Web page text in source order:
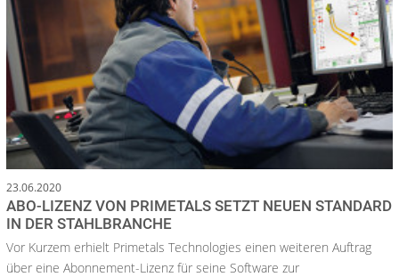
23.06.2020
ABO-LIZENZ VON PRIMETALS SETZT NEUEN STANDARD
IN DER STAHLBRANCHE
Vor Kurzem erhielt Primetals Technologies einen weiteren Auftrag
über eine Abonnement-Lizenz für seine Software zur